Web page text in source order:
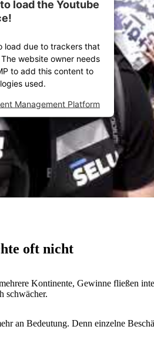
load the Youtube
load due to trackers that
website owner needs
to add this content to
used.
Management Platform
oft nicht
Kontinente, Gewinne fließen
schwächer.
an Bedeutung. Denn einzelne